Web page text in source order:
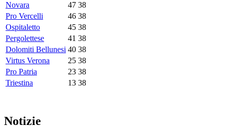
Novara
47 38
Pro Vercelli
46 38
Ospitaletto
45 38
Pergolettese
41 38
Dolomiti Bellunesi 40 38
Virtus Verona
25 38
Pro Patria
23 38
Triestina
13 38
Notizie